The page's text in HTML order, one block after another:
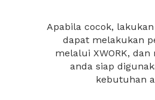
Apabila cocok,
dapat melakukan
melalui XWORK,
anda siap
kebutuhan